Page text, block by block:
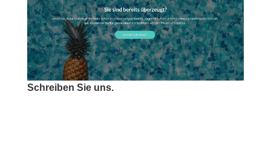
Schreiben Sie uns.